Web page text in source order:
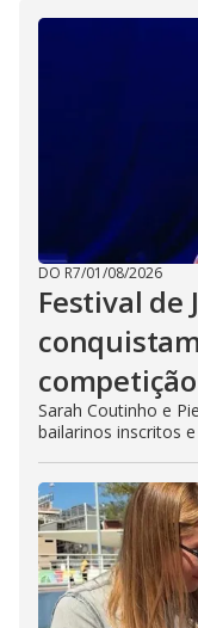
DO R7/01/08/2026
Festival de
Sarah Coutinho e
bailarinos inscritos